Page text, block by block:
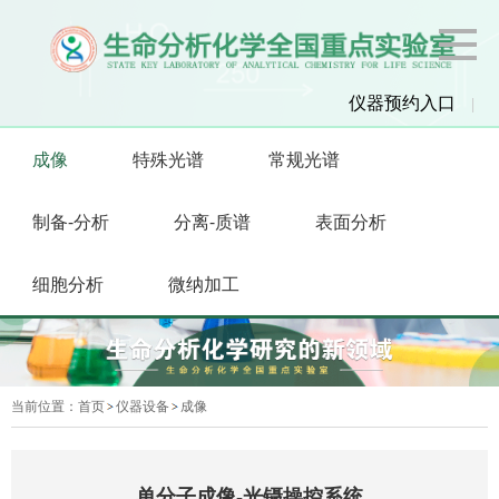
仪器预约入口 |
成像 特殊光谱 常规光谱
制备-分析 分离-质谱 表面分析
细胞分析 微纳加工
当前位置： 首页 仪器设备 成像